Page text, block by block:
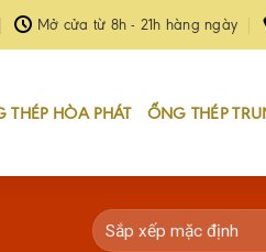
Mở cửa từ 8h - 21h hàng ngày
THÉP HÒA PHÁT ỐNG THÉP